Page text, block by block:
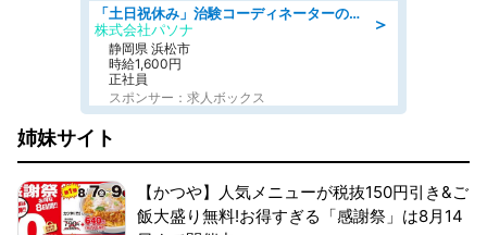
＞
「土日祝休み」治験コーディネーターのお仕事/未経験OK
株式会社パソナ
静岡県 浜松市
時給1,600円
正社員
スポンサー：求人ボックス
姉妹サイト
【かつや】人気メニューが税抜150円引き&ご
飯大盛り無料!お得すぎる「感謝祭」は8月14